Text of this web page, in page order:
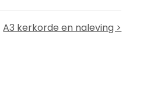
A3 kerkorde en naleving >